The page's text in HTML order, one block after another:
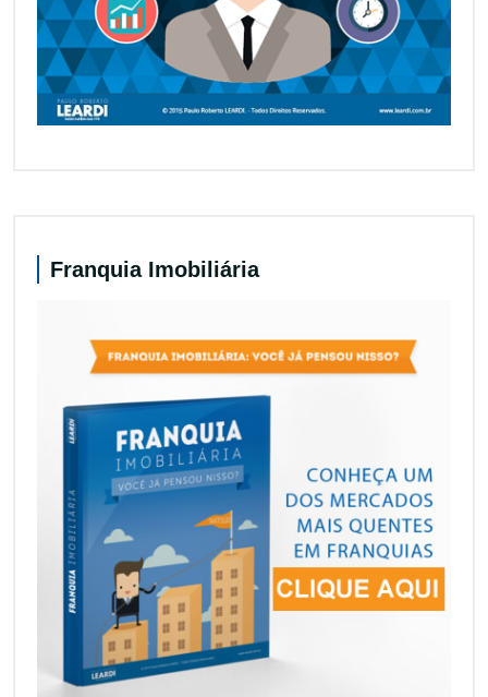
Franquia Imobiliária